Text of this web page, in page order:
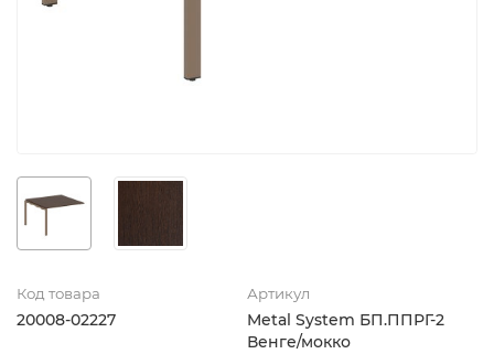
Код товара
20008-02227
Артикул
Metal System БП.ППРГ-2
Венге/мокко